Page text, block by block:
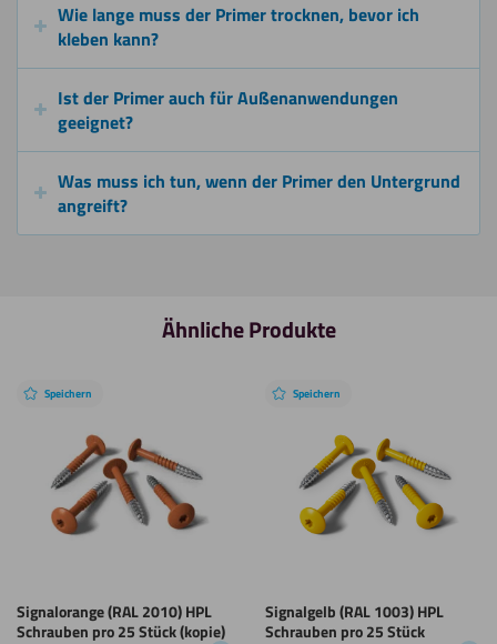
Wie lange muss der Primer trocknen, bevor ich
kleben kann?
Ist der Primer auch für Außenanwendungen
geeignet?
Was muss ich tun, wenn der Primer den Untergrund
angreift?
Ähnliche Produkte
Speichern
Signalorange (RAL 2010) HPL
Schrauben pro 25 Stück (kopie)
Speichern
Signalgelb (RAL 1003) HPL
Schrauben pro 25 Stück